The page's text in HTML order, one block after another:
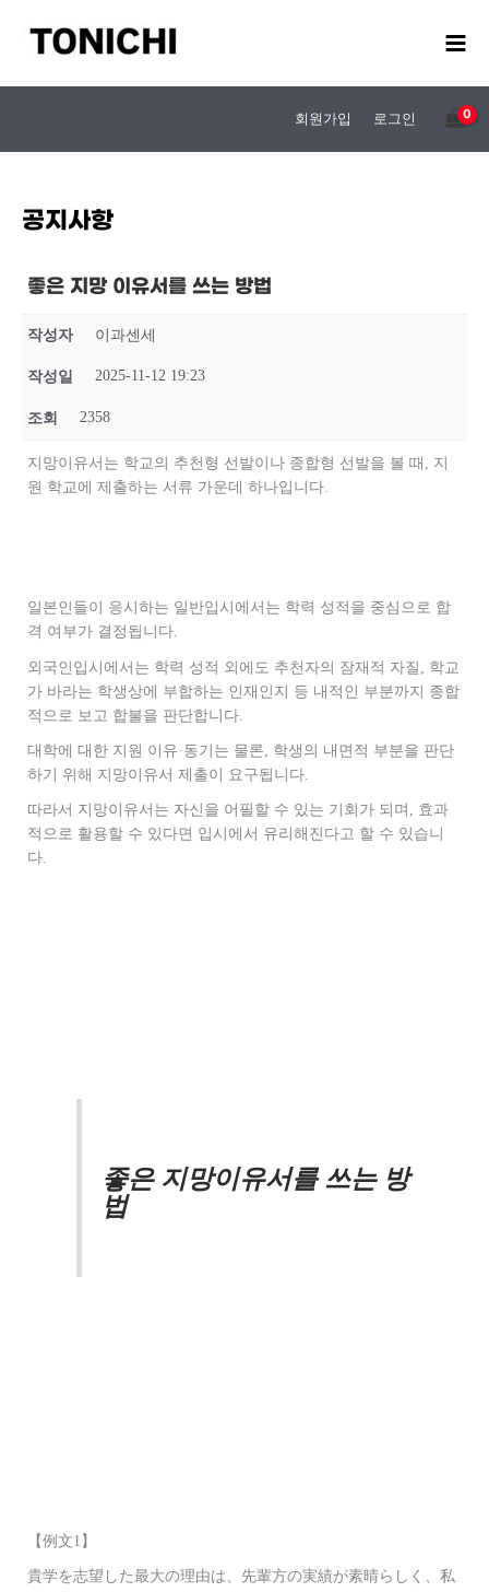
로
뛰
회원가입 로그인
공지사항
좋은 지망 이유서를 쓰는 방법
작성자 이과센세
작성일 2025-11-12 19:23
조회 2358
지망이유서는 학교의 추천형 선발이나 종합형 선발을 볼 때, 지
원 학교에 제출하는 서류 가운데 하나입니다.
일본인들이 응시하는 일반입시에서는 학력 성적을 중심으로 합
격 여부가 결정됩니다.
외국인입시에서는 학력 성적 외에도 추천자의 잠재적 자질, 학교
가 바라는 학생상에 부합하는 인재인지 등 내적인 부분까지 종합
적으로 보고 합불을 판단합니다.
대학에 대한 지원 이유·동기는 물론, 학생의 내면적 부분을 판단
하기 위해 지망이유서 제출이 요구됩니다.
따라서 지망이유서는 자신을 어필할 수 있는 기회가 되며, 효과
적으로 활용할 수 있다면 입시에서 유리해진다고 할 수 있습니
다.
좋은 지망이유서를 쓰는 방
법
【例文1】
貴学を志望した最大の理由は、先輩方の実績が素晴らしく、私